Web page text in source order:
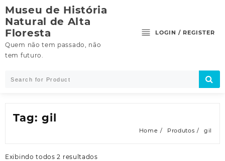
Skip
to
content
Museu de História
Natural de Alta
Floresta
Quem não tem passado, não
tem futuro.
LOGIN / REGISTER
Tag: gil
Home Produtos gil
Exibindo todos 2 resultados